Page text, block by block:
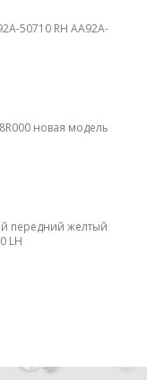
50710 RH AA92A-
новая модель
передний желтый
LH